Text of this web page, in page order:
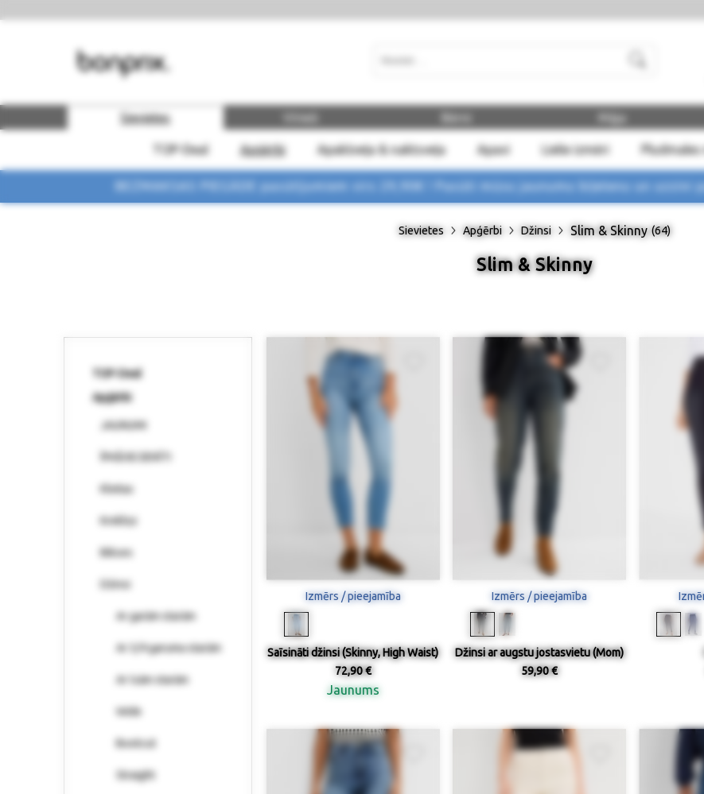
Sievietes
TOP-Deal Apģērbi Apakšveļa & naktsveļa Apavi Lielie izmēri
Vīrieši Māja
BEZMAKSAS PIEGĀDE pasūtījumiem virs 29,90€ ! Pasūti mūsu jaunumu biļetenu un uzzini
Sievietes Apģērbi Džinsi Slim & Skinny (64)
Slim & Skinny
TOP-Deal
Apģērbi
JAUNUMI
ĪPAŠI IECIENĪTI
Kleitas
Krekliņi
Bikses
Džinsi
Ar garām starām
Ar 3/4 garuma starām
Ar īsām starām
Wide
Bootcut
Straight
Izmērs / pieejamība
Saīsināti džinsi (Skinny, High Waist)
72,90 €
Jaunums
Izmērs / pieejamība
Džinsi ar augstu jostasvietu (Mom)
59,90 €